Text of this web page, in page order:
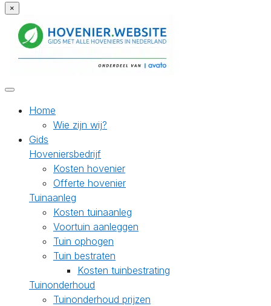
×
Home
Wie zijn wij?
Gids
Hoveniersbedrijf
Kosten hovenier
Offerte hovenier
Tuinaanleg
Kosten tuinaanleg
Voortuin aanleggen
Tuin ophogen
Tuin bestraten
Kosten tuinbestrating
Tuinonderhoud
Tuinonderhoud prijzen